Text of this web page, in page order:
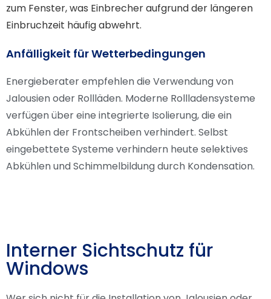
zum Fenster, was Einbrecher aufgrund der längeren
Einbruchzeit häufig abwehrt.
Anfälligkeit für Wetterbedingungen
Energieberater empfehlen die Verwendung von
Jalousien oder Rollläden. Moderne Rollladensysteme
verfügen über eine integrierte Isolierung, die ein
Abkühlen der Frontscheiben verhindert. Selbst
eingebettete Systeme verhindern heute selektives
Abkühlen und Schimmelbildung durch Kondensation.
Interner Sichtschutz für
Windows